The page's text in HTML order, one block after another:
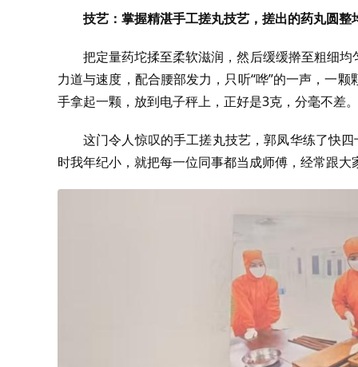
技艺：掌握精湛手工搓丸技艺，搓出的药丸圆整
把定量药坨揉至柔软滋润，然后缓缓擀至粗细
力道与速度，配合腰部发力，只听“哗”的一声，一
手拿起一颗，放到电子秤上，正好是3克，分毫不差。
这门令人惊叹的手工搓丸技艺，郭凤华练了快
时我年纪小，就把每一位同事都当成师傅，经常跟